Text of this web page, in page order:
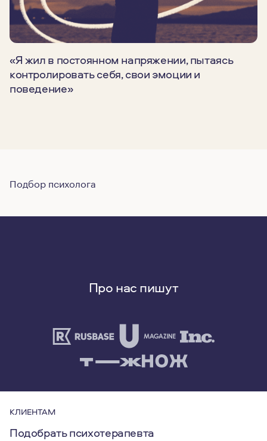
«Я жил в постоянном напряжении, пытаясь
контролировать себя, свои эмоции и
поведение»
Подбор психолога
Про нас пишут
КЛИЕНТАМ
Подобрать психотерапевта